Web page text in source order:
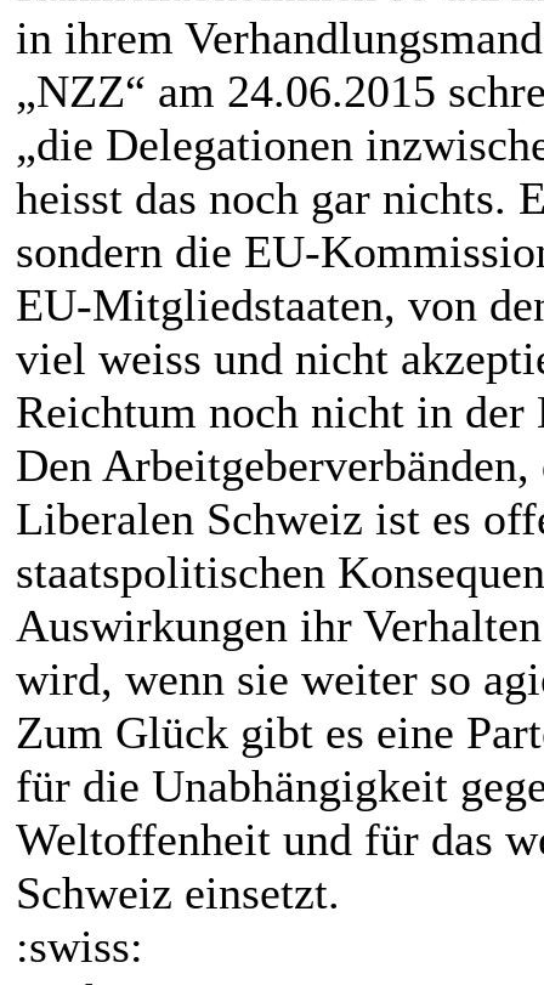
in ihrem
„NZZ“ am 24.06.2015
„die Delegationen
heisst das noch gar nichts.
sondern die EU-
EU-Mitgliedstaaten, von
viel weiss und nicht
Reichtum noch nicht in der
Den
Liberalen Schweiz ist es
staatspolitischen
Auswirkungen ihr
wird, wenn sie weiter so
Zum Glück gibt es eine
für die Unabhängigkeit
Weltoffenheit und für das
Schweiz einsetzt.
:swiss: